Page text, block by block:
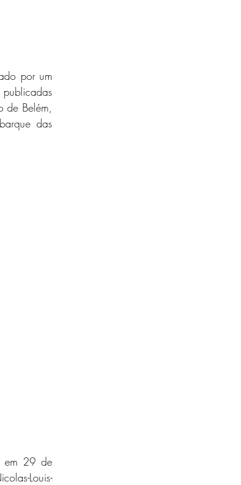
por um
de Belém,
das
em 29 de
Louis-